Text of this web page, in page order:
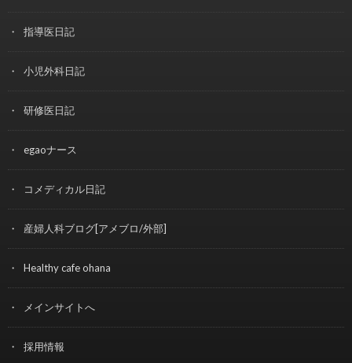
指導医日記
小児外科日記
研修医日記
egaoナース
コメディカル日記
産婦人科ブログ[アメブロ/外部]
Healthy cafe ohana
メインサイトへ
採用情報